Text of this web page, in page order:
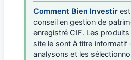
Comment Bien Investir
conseil en gestion de
enregistré CIF. Les
site le sont à titre
analysons et les